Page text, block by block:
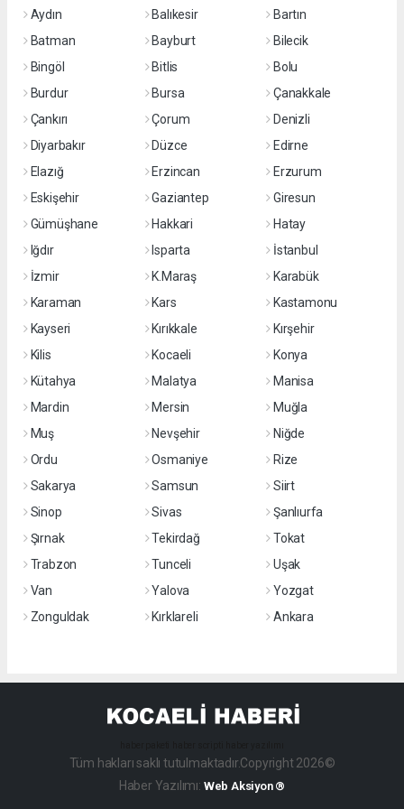
Aydın
Balıkesir
Bartın
Batman
Bayburt
Bilecik
Bingöl
Bitlis
Bolu
Burdur
Bursa
Çanakkale
Çankırı
Çorum
Denizli
Diyarbakır
Düzce
Edirne
Elazığ
Erzincan
Erzurum
Eskişehir
Gaziantep
Giresun
Gümüşhane
Hakkari
Hatay
Iğdır
Isparta
İstanbul
İzmir
K.Maraş
Karabük
Karaman
Kars
Kastamonu
Kayseri
Kırıkkale
Kırşehir
Kilis
Kocaeli
Konya
Kütahya
Malatya
Manisa
Mardin
Mersin
Muğla
Muş
Nevşehir
Niğde
Ordu
Osmaniye
Rize
Sakarya
Samsun
Siirt
Sinop
Sivas
Şanlıurfa
Şırnak
Tekirdağ
Tokat
Trabzon
Tunceli
Uşak
Van
Yalova
Yozgat
Zonguldak
Kırklareli Ankara
Tüm hakları saklı tutulmaktadır.Copyright 2026©
Haber Yazılımı: Web Aksiyon ®